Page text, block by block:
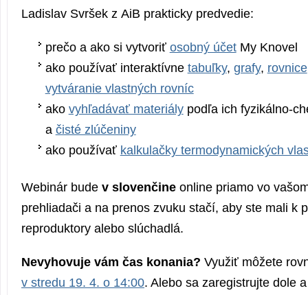
Ladislav Svršek z AiB prakticky predvedie:
prečo a ako si vytvoriť osobný účetMy Knovel
ako používať interaktívne tabuľky, grafy, rovnice
vytváranie vlastných rovníc
ako vyhľadávať materiálypodľa ich fyzikálno-
a čisté zlúčeniny
ako používať kalkulačky termodynamických
Webinár bude v slovenčine online priamo vo
prehliadači a na prenos zvuku stačí, aby ste mali k
reproduktory alebo slúchadlá.
Nevyhovuje vám čas konania? Využiť môžete
v stredu 19. 4. o 14:00. Alebo sa zaregistrujte dole